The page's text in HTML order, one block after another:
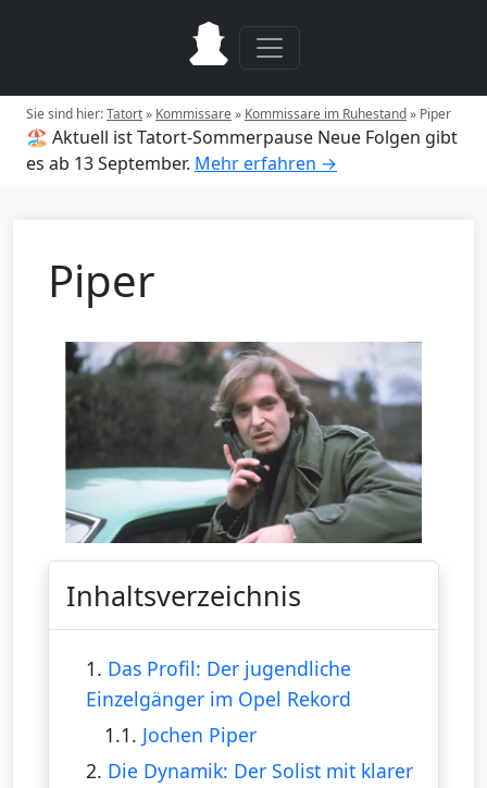
Sie sind hier:Tatort» Kommissare» Kommissare im Ruhestand» Piper
🏖️ Aktuell ist Tatort-Sommerpause Neue Folgen gibt
es ab 13 September. Mehr erfahren →
Piper
Inhaltsverzeichnis
1. Das Profil: Der jugendliche
Einzelgänger im Opel Rekord
1.1. Jochen Piper
2. Die Dynamik: Der Solist mit klarer